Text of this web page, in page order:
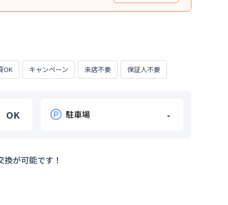
OK キャンペーン 来店不要 保証人不要
OK 駐車場 -
が可能です！